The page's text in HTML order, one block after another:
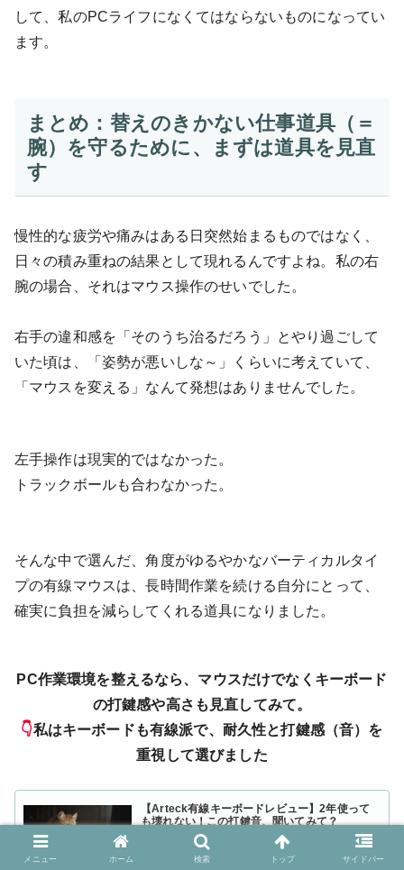
して、私のPCライフになくてはならないものになってい
ます。
まとめ：替えのきかない仕事道具（＝
腕）を守るために、まずは道具を見直
す
慢性的な疲労や痛みはある日突然始まるものではなく、
日々の積み重ねの結果として現れるんですよね。私の右
腕の場合、それはマウス操作のせいでした。
右手の違和感を「そのうち治るだろう」とやり過ごして
いた頃は、「姿勢が悪いしな～」くらいに考えていて、
「マウスを変える」なんて発想はありませんでした。
左手操作は現実的ではなかった。
トラックボールも合わなかった。
そんな中で選んだ、角度がゆるやかなバーティカルタイ
プの有線マウスは、長時間作業を続ける自分にとって、
確実に負担を減らしてくれる道具になりました。
PC作業環境を整えるなら、マウスだけでなくキーボード
の打鍵感や高さも見直してみて。
👇私はキーボードも有線派で、耐久性と打鍵感（音）を
重視して選びました
【Arteck有線キーボードレビュー】2年使って
も壊れない！この打鍵音、聞いてみて？
Arteck有線キーボードを2年間ほぼ毎日使用した実体験レ
ビュー。耐久性や打鍵音、バックライトの印象、デメリッ
トまで正直に解説します。価格帯を考えた完成度や向いて
いる人・向かない人も紹介。
メニュー ホーム 検索 トップ サイドバー